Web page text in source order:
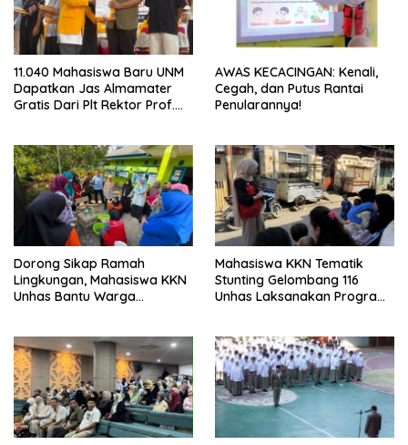
11.040 Mahasiswa Baru UNM
Dapatkan Jas Almamater
Gratis Dari Plt Rektor Prof.
AWAS KECACINGAN: Kenali,
Cegah, dan Putus Rantai
Penularannya!
Dorong Sikap Ramah
Lingkungan, Mahasiswa KKN
Unhas Bantu Warga
Produksi Limbah Cair Rumah
Tangga.
Mahasiswa KKN Tematik
Stunting Gelombang 116
Unhas Laksanakan Program